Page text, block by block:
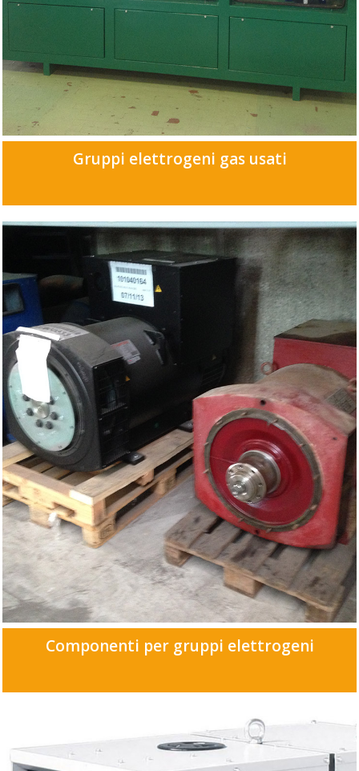
Gruppi elettrogeni gas usati
Componenti per gruppi elettrogeni